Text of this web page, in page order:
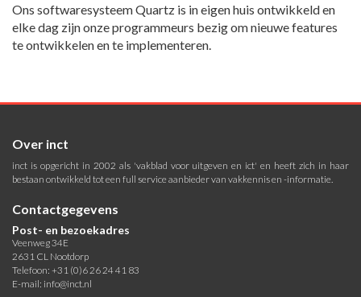
Ons softwaresysteem Quartz is in eigen huis ontwikkeld en
elke dag zijn onze programmeurs bezig om nieuwe features
te ontwikkelen en te implementeren.
Over inct
inct is opgericht in 2002 als 'vakblad voor uitgeven en ict' en heeft zich in haar
bestaan ontwikkeld tot een full service aanbieder van vakkennis en -informatie.
Contactgegevens
Post- en bezoekadres
Veenweg 34E
2631 CL Nootdorp
Telefoon: +31 (0)6 26 24 41 83
E-mail: info@inct.nl